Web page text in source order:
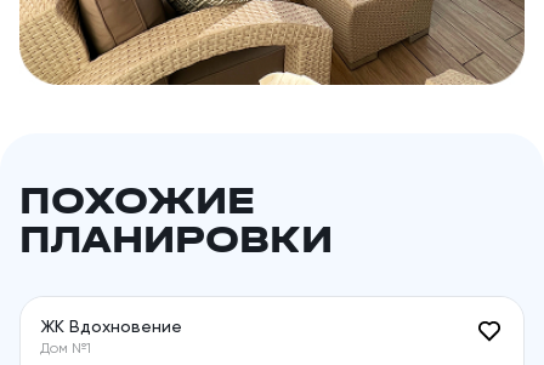
ПОХОЖИЕ
ПЛАНИРОВКИ
ЖК Вдохновение
Дом №1